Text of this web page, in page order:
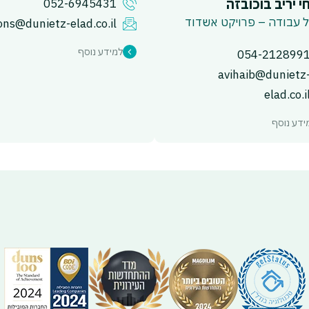
יריב בוכובזה
עבודה – פרויקט אשדוד
054-2128991
avihaib@dunietz-
נוסף
052-6945431
elad.co.il
למידע נוסף